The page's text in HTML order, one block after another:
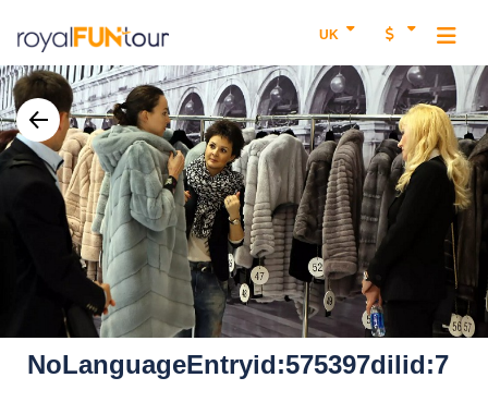
UK
NoLanguageEntryid:575397dilid:7